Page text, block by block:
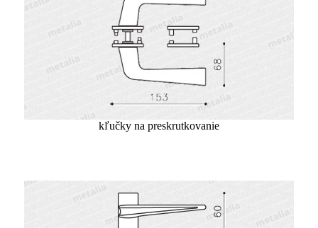
kľučky na preskrutkovanie